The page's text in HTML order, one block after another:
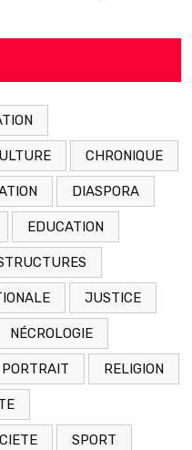
CHRONIQUE
DIASPORA
EDUCATION
JUSTICE
NÉCROLOGIE
PORTRAIT RELIGION
SPORT